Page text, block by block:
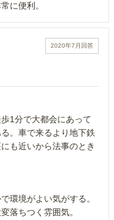
に便利。
2020年7月 回答
1分で大都会にあって
。車で来るより地下鉄
も近いから法事のとき
環境がよい気がする。
落ちつく雰囲気。